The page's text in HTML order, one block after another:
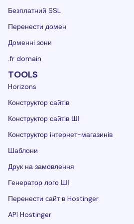
Безплатний SSL
Перенести домен
Доменні зони
.fr domain
TOOLS
Horizons
Конструктор сайтів
Конструктор сайтів ШІ
Конструктор інтернет-магазинів
Шаблони
Друк на замовлення
Генератор лого ШІ
Перенести сайт в Hostinger
API Hostinger